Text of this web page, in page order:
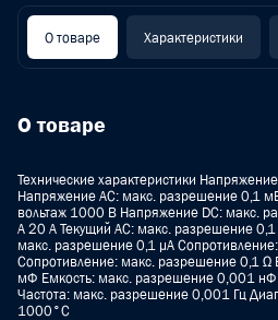
О товаре Характеристики
О товаре
Технические характеристики
Напряжение AС: макс. разрешение 0,1
вольтаж 1000 В Напряжение DC: макс.
А 20 A Текущий AC: макс. разрешение 0,1
макс. разрешение 0,1 µA
Сопротивление: макс. разрешение 0,1 Ω
мФ Емкость: макс. разрешение 0,001 нФ
Частота: макс. разрешение 0,001 Гц
1000°C